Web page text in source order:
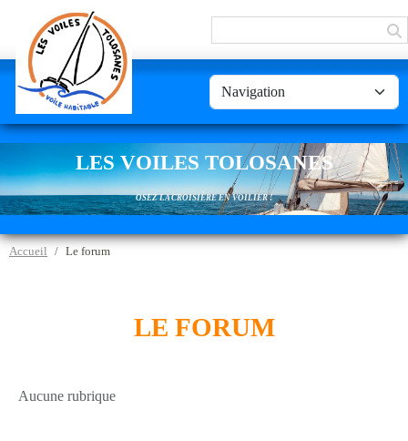
LES VOILES TOLOSANES
OSEZ LA CROISIÈRE EN VOILIER !
Accueil Le forum
LE FORUM
Aucune rubrique
Panneau de gestion des cookies